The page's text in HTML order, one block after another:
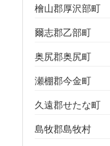
檜山郡厚沢部町
爾志郡乙部町
奥尻郡奥尻町
瀬棚郡今金町
久遠郡せたな町
島牧郡島牧村